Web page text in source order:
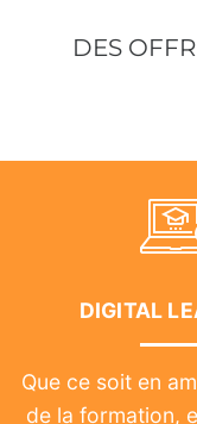
DES
DIGITAL
Que ce soit en
de la formation,